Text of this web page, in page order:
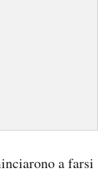
a farsi